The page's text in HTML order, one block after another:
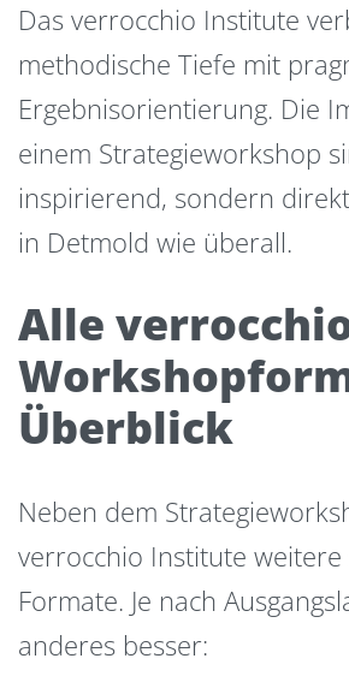
Das verrocchio Institute
methodische Tiefe mit
Ergebnisorientierung. Die
einem Strategieworkshop
inspirierend, sondern
in Detmold wie überall.
Alle
Überblick
Neben dem
verrocchio Institute weitere
Formate. Je nach
anderes besser: